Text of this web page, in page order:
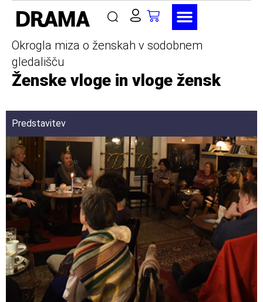
Okrogla miza o ženskah v sodobnem
gledališču
Ženske vloge in vloge žensk
Predstavitev